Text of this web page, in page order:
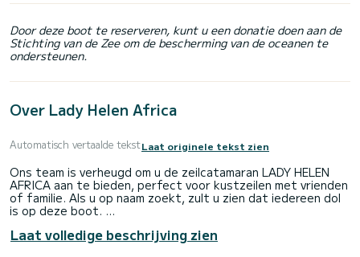
Door deze boot te reserveren, kunt u een donatie doen aan de
Stichting van de Zee om de bescherming van de oceanen te
ondersteunen.
Over Lady Helen Africa
Automatisch vertaalde tekstLaat originele tekst zien
Ons team is verheugd om u de zeilcatamaran LADY HELEN
AFRICA aan te bieden, perfect voor kustzeilen met vrienden
of familie. Als u op naam zoekt, zult u zien dat iedereen dol
is op deze boot.
EXTRA VERPLICHT TE BETALEN TER PLAATSE in contanten
SCHIPPER = 350€/D
Laat volledige beschrijving zien